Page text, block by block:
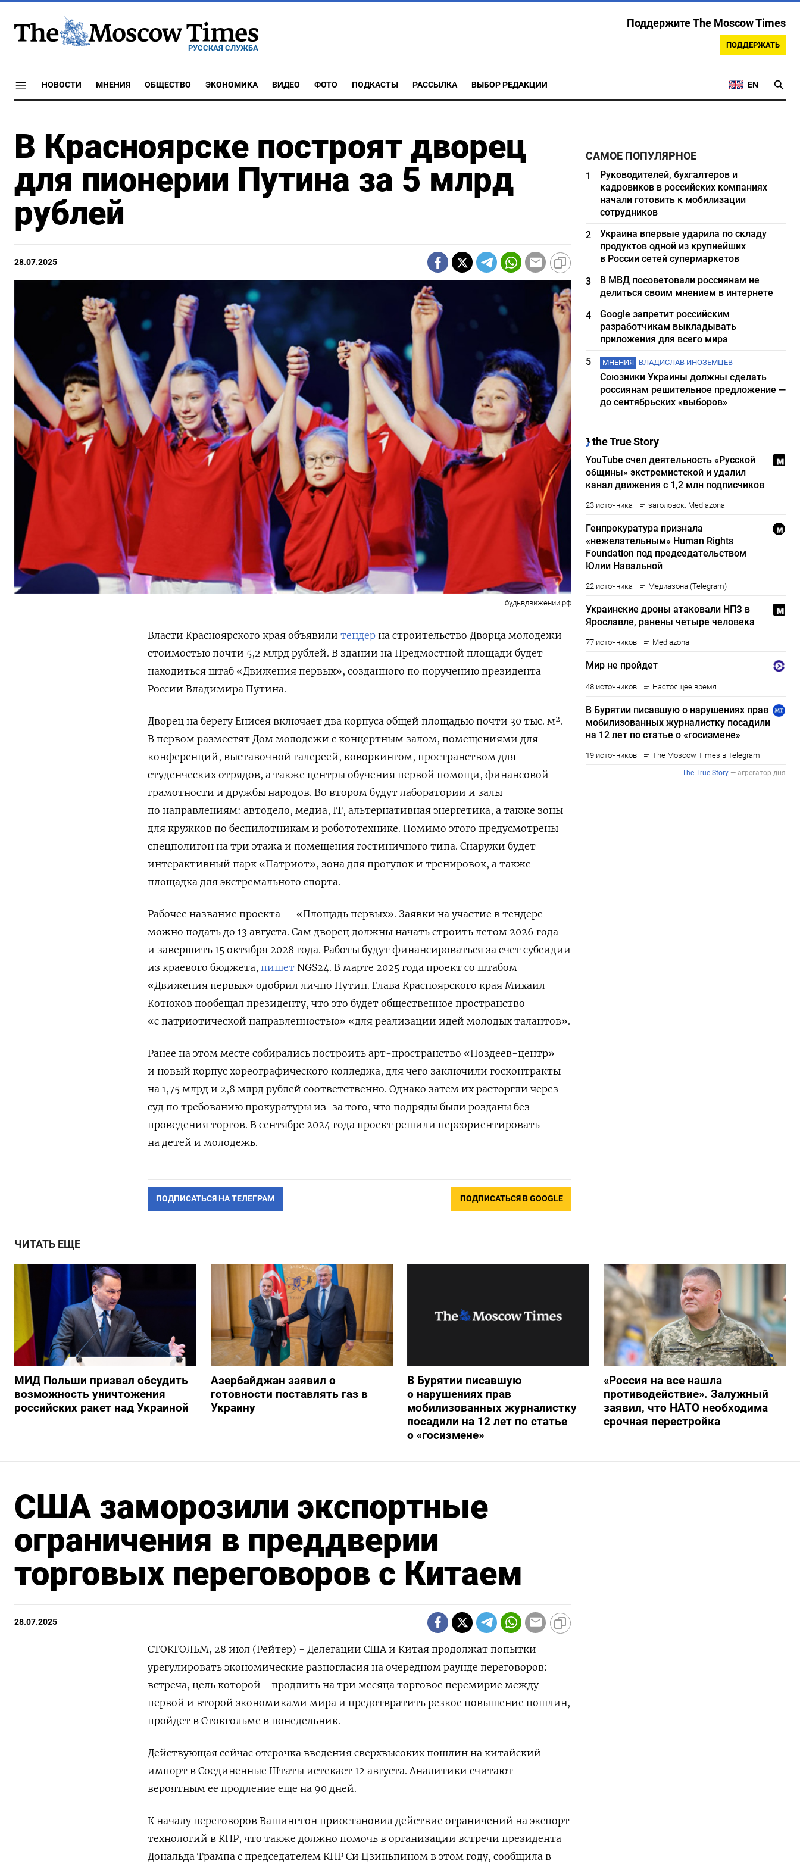
РУССКАЯ СЛУЖБА
Поддержите The Moscow Times
ПОДДЕРЖАТЬ
НОВОСТИ МНЕНИЯ ОБЩЕСТВО ЭКОНОМИКА ВИДЕО ФОТО ПОДКАСТЫ РАССЫЛКА ВЫБОР РЕДАКЦИИ EN
В Красноярске построят дворец
для пионерии Путина за 5 млрд
рублей
28.07.2025
будьвдвижении.рф
Власти Красноярского края объявили тендер на строительство Дворца молодежи
стоимостью почти 5,2 млрд рублей. В здании на Предмостной площади будет
находиться штаб «Движения первых», созданного по поручению президента
России Владимира Путина.
Дворец на берегу Енисея включает два корпуса общей площадью почти 30 тыс. м².
В первом разместят Дом молодежи с концертным залом, помещениями для
конференций, выставочной галереей, коворкингом, пространством для
студенческих отрядов, а также центры обучения первой помощи, финансовой
грамотности и дружбы народов. Во втором будут лаборатории и залы
по направлениям: автодело, медиа, IT, альтернативная энергетика, а также зоны
для кружков по беспилотникам и робототехнике. Помимо этого предусмотрены
спецполигон на три этажа и помещения гостиничного типа. Снаружи будет
интерактивный парк «Патриот», зона для прогулок и тренировок, а также
площадка для экстремального спорта.
Рабочее название проекта — «Площадь первых». Заявки на участие в тендере
можно подать до 13 августа. Сам дворец должны начать строить летом 2026 года
и завершить 15 октября 2028 года. Работы будут финансироваться за счет субсидии
из краевого бюджета, пишет NGS24. В марте 2025 года проект со штабом
«Движения первых» одобрил лично Путин. Глава Красноярского края Михаил
Котюков пообещал президенту, что это будет общественное пространство
«с патриотической направленностью» «для реализации идей молодых талантов».
Ранее на этом месте собирались построить арт-пространство «Поздеев-центр»
и новый корпус хореографического колледжа, для чего заключили госконтракты
на 1,75 млрд и 2,8 млрд рублей соответственно. Однако затем их расторгли через
суд по требованию прокуратуры из-за того, что подряды были розданы без
проведения торгов. В сентябре 2024 года проект решили переориентировать
на детей и молодежь.
ПОДПИСАТЬСЯ НА ТЕЛЕГРАМ ПОДПИСАТЬСЯ В GOOGLE
САМОЕ ПОПУЛЯРНОЕ
1
Руководителей, бухгалтеров и
кадровиков в российских компаниях
начали готовить к мобилизации
сотрудников
2
Украина впервые ударила по складу
продуктов одной из крупнейших
в России сетей супермаркетов
3
В МВД посоветовали россиянам не
делиться своим мнением в интернете
4
Google запретит российским
разработчикам выкладывать
приложения для всего мира
5
МНЕНИЯ ВЛАДИСЛАВ ИНОЗЕМЦЕВ
Союзники Украины должны сделать
россиянам решительное предложение —
до сентябрьских «выборов»
ЧИТАТЬ ЕЩЕ
МИД Польши призвал обсудить
возможность уничтожения
российских ракет над Украиной
Азербайджан заявил о
готовности поставлять газ в
Украину
В Бурятии писавшую
о нарушениях прав
мобилизованных журналистку
посадили на 12 лет по статье
о «госизмене»
«Россия на все нашла
противодействие». Залужный
заявил, что НАТО необходима
срочная перестройка
США заморозили экспортные
ограничения в преддверии
торговых переговоров с Китаем
28.07.2025
СТОКГОЛЬМ, 28 июл (Рейтер) - Делегации США и Китая продолжат попытки
урегулировать экономические разногласия на очередном раунде переговоров:
встреча, цель которой - продлить на три месяца торговое перемирие между
первой и второй экономиками мира и предотвратить резкое повышение пошлин,
пройдет в Стокгольме в понедельник.
Действующая сейчас отсрочка введения сверхвысоких пошлин на китайский
импорт в Соединенные Штаты истекает 12 августа. Аналитики считают
вероятным ее продление еще на 90 дней.
К началу переговоров Вашингтон приостановил действие ограничений на экспорт
технологий в КНР, что также должно помочь в организации встречи президента
Дональда Трампа с председателем КНР Си Цзиньпином в этом году, сообщила в